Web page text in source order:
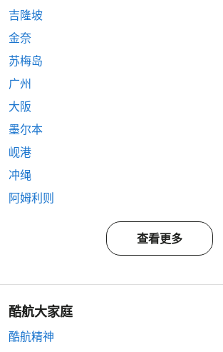
吉隆坡
金奈
苏梅岛
广州
大阪
墨尔本
岘港
冲绳
阿姆利则
查看更多
酷航大家庭
酷航精神